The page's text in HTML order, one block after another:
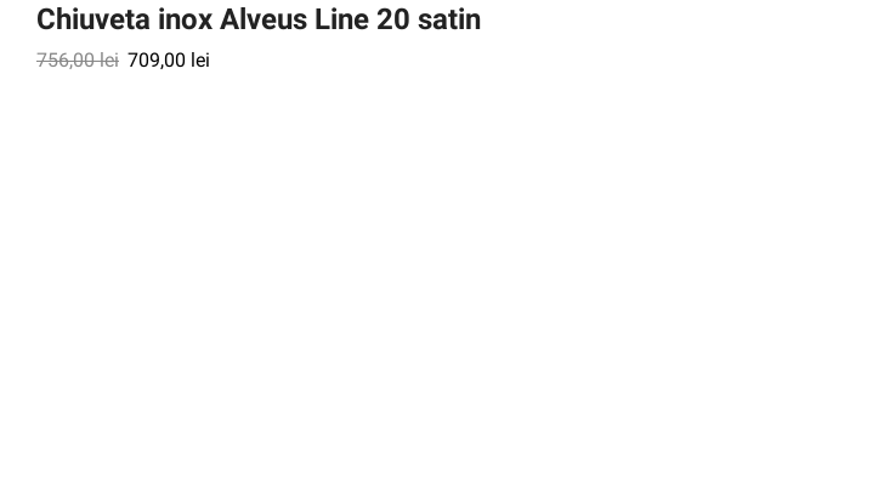
Chiuveta inox Alveus Line 20 satin
756,00lei 709,00 lei